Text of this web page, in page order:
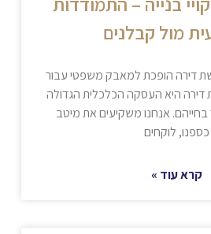
מול קבלנים
דירה הופכת למאבק משפטי עבור
דירה היא העסקה הכלכלית הגדולה
בחייהם. אנחנו משקיעים את מיטב
כספנו, לוקחים
קרא עוד »